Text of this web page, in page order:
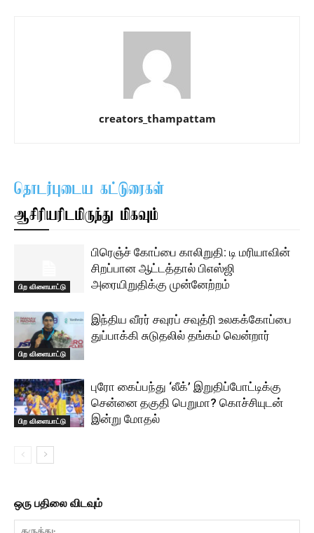
creators_thampattam
தொடர்புடைய கட்டுரைகள்
ஆசிரியரிடமிருந்து மிகவும்
பிற விளையாட்டு
பிரெஞ்ச் கோப்பை காலிறுதி: டி மரியாவின்
சிறப்பான ஆட்டத்தால் பிஎஸ்ஜி
அரையிறுதிக்கு முன்னேற்றம்
பிற விளையாட்டு
இந்திய வீரர் சவுரப் சவுத்ரி உலகக்கோப்பை
துப்பாக்கி சுடுதலில் தங்கம் வென்றார்
பிற விளையாட்டு
புரோ கைப்பந்து ‘லீக்’ இறுதிப்போட்டிக்கு
சென்னை தகுதி பெறுமா? கொச்சியுடன்
இன்று மோதல்
ஒரு பதிலை விடவும்